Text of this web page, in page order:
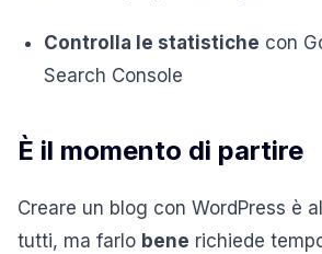
Controlla le statistiche con
Search Console
È il momento di partire
Creare un blog con WordPress è
tutti, ma farlo bene richiede